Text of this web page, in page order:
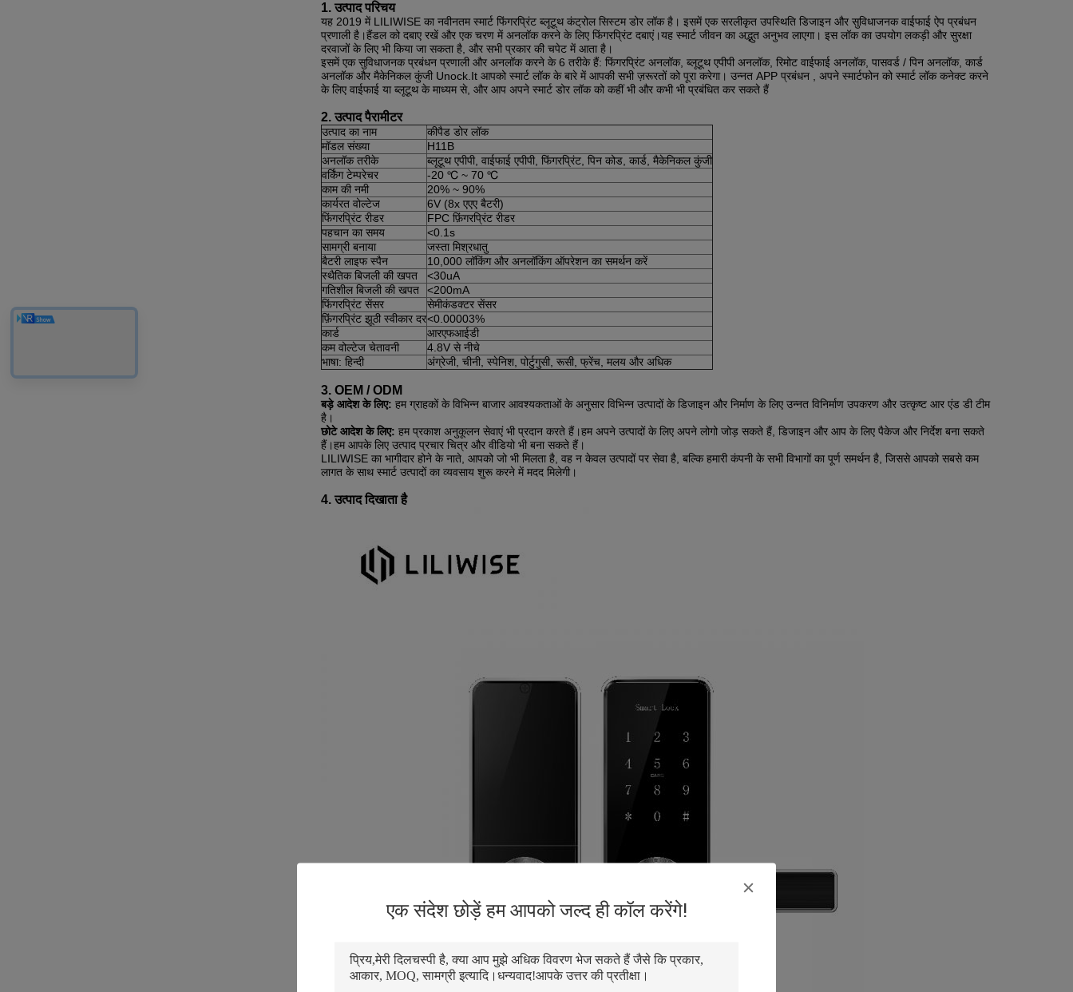
1. उत्पाद परिचय
यह 2019 में LILIWISE का नवीनतम स्मार्ट फिंगरप्रिंट ब्लूटूथ कंट्रोल सिस्टम डोर लॉक है। इसमें एक सरलीकृत उपस्थिति डिजाइन और सुविधाजनक वाईफाई ऐप प्रबंधन
प्रणाली है।हैंडल को दबाए रखें और एक चरण में अनलॉक करने के लिए फिंगरप्रिंट दबाएं।यह स्मार्ट जीवन का अद्भुत अनुभव लाएगा। इस लॉक का उपयोग लकड़ी और सुरक्षा
दरवाजों के लिए भी किया जा सकता है, और सभी प्रकार की चपेट में आता है।
इसमें एक सुविधाजनक प्रबंधन प्रणाली और अनलॉक करने के 6 तरीके हैं: फिंगरप्रिंट अनलॉक, ब्लूटूथ एपीपी अनलॉक, रिमोट वाईफाई अनलॉक, पासवर्ड / पिन अनलॉक, कार्ड
अनलॉक और मैकेनिकल कुंजी Unock.It आपको स्मार्ट लॉक के बारे में आपकी सभी ज़रूरतों को पूरा करेगा। उन्नत APP प्रबंधन , अपने स्मार्टफोन को स्मार्ट लॉक कनेक्ट करने
के लिए वाईफाई या ब्लूटूथ के माध्यम से, और आप अपने स्मार्ट डोर लॉक को कहीं भी और कभी भी प्रबंधित कर सकते हैं
2. उत्पाद पैरामीटर
उत्पाद का नाम
कीपैड डोर लॉक
मॉडल संख्या
H11B
अनलॉक तरीके
ब्लूटूथ एपीपी, वाईफाई एपीपी, फिंगरप्रिंट, पिन कोड, कार्ड, मैकेनिकल कुंजी
वर्किंग टेम्परेचर
-20 ℃ ~ 70 ℃
काम की नमी
20% ~ 90%
कार्यरत वोल्टेज
6V (8x एएए बैटरी)
फिंगरप्रिंट रीडर
FPC फ़िंगरप्रिंट रीडर
पहचान का समय
<0.1s
सामग्री बनाया
जस्ता मिश्रधातु
बैटरी लाइफ स्पैन
10,000 लॉकिंग और अनलॉकिंग ऑपरेशन का समर्थन करें
स्थैतिक बिजली की खपत
<30uA
गतिशील बिजली की खपत
<200mA
फिंगरप्रिंट सेंसर
सेमीकंडक्टर सेंसर
फ़िंगरप्रिंट झूठी स्वीकार दर<0.00003%
कार्ड
आरएफआईडी
कम वोल्टेज चेतावनी
4.8V से नीचे
भाषा: हिन्दी
अंग्रेजी, चीनी, स्पेनिश, पोर्टुगुसी, रूसी, फ्रेंच, मलय और अधिक
3. OEM / ODM
बड़े आदेश के लिए: हम ग्राहकों के विभिन्न बाजार आवश्यकताओं के अनुसार विभिन्न उत्पादों के डिजाइन और निर्माण के लिए उन्नत विनिर्माण उपकरण और उत्कृष्ट आर एंड डी टीम
है।
छोटे आदेश के लिए: हम प्रकाश अनुकूलन सेवाएं भी प्रदान करते हैं।हम अपने उत्पादों के लिए अपने लोगो जोड़ सकते हैं, डिजाइन और आप के लिए पैकेज और निर्देश बना सकते
हैं।हम आपके लिए उत्पाद प्रचार चित्र और वीडियो भी बना सकते हैं।
LILIWISE का भागीदार होने के नाते, आपको जो भी मिलता है, वह न केवल उत्पादों पर सेवा है, बल्कि हमारी कंपनी के सभी विभागों का पूर्ण समर्थन है, जिससे आपको सबसे कम
लागत के साथ स्मार्ट उत्पादों का व्यवसाय शुरू करने में मदद मिलेगी।
4. उत्पाद दिखाता है
एक संदेश छोड़ें हम आपको जल्द ही कॉल करेंगे!